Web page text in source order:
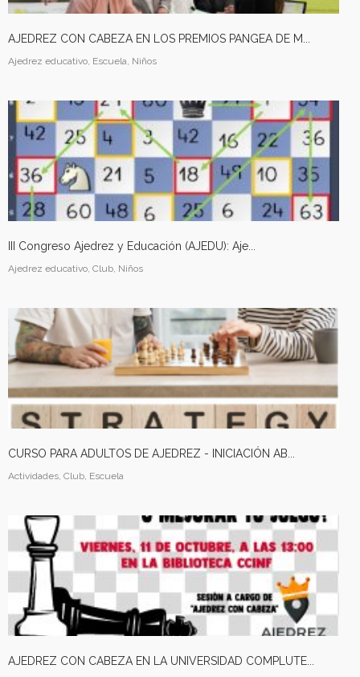
AJEDREZ CON CABEZA EN LOS PREMIOS PANGEA DE M...
Ajedrez educativo, Escuela, Niños
III Congreso Ajedrez y Educación (AJEDU): Aje...
Ajedrez educativo, Club, Niños
CURSO PARA ADULTOS DE AJEDREZ - INICIACIÓN AB...
Actividades, Club, Escuela
AJEDREZ CON CABEZA EN LA UNIVERSIDAD COMPLUTE...